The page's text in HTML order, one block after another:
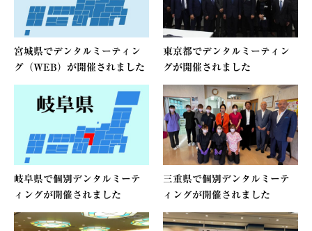
宮城県でデンタルミーティン
グ（WEB）が開催されました
東京都でデンタルミーティン
グが開催されました
岐阜県で個別デンタルミーテ
ィングが開催されました
三重県で個別デンタルミーテ
ィングが開催されました